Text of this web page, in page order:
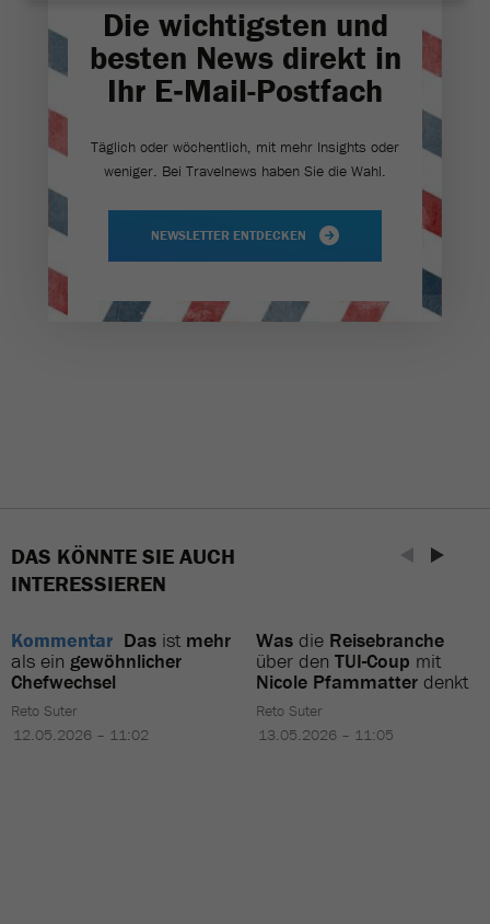
Die wichtigsten und
besten News direkt in
Ihr E‑Mail-Postfach
Täglich oder wöchentlich, mit mehr Insights oder
weniger. Bei Travel­news haben Sie die Wahl.
NEWSLETTER ENTDECKEN
DAS KÖNNTE SIE AUCH
INTERESSIEREN
Kommentar Das ist mehr
als ein gewöhnlicher
Chefwechsel
Reto Suter
12.05.2026 – 11:02
Was die Reisebranche
über den TUI-Coup mit
Nicole Pfammatter denkt
Reto Suter
13.05.2026 – 11:05